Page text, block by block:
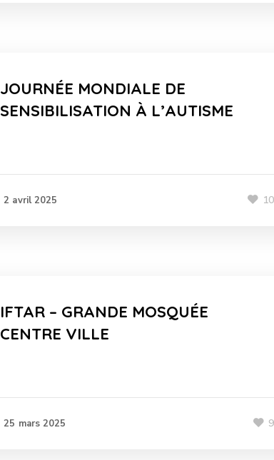
JOURNÉE MONDIALE DE
SENSIBILISATION À L’AUTISME
2 avril 2025
IFTAR – GRANDE MOSQUÉE
CENTRE VILLE
25 mars 2025